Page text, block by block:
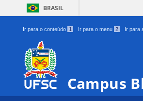
BRASIL
Ir para o conteúdo 1 Ir para o menu 2 Ir para
Campus